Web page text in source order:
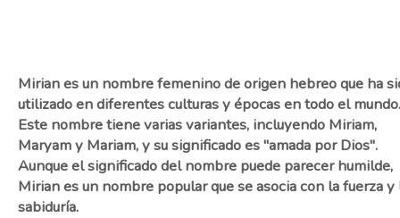
Mirian es un nombre femenino de origen hebreo que ha
utilizado en diferentes culturas y épocas en todo el mundo.
Este nombre tiene varias variantes, incluyendo Miriam,
Maryam y Mariam, y su significado es "amada por Dios".
Aunque el significado del nombre puede parecer humilde,
Mirian es un nombre popular que se asocia con la fuerza y
sabiduría.